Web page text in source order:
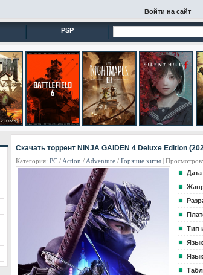
Войти на сайт
PSP
Скачать торрент NINJA GAIDEN 4 Deluxe Edition
Категория: PC / Action / Adventure / Горячие хиты |
Тип